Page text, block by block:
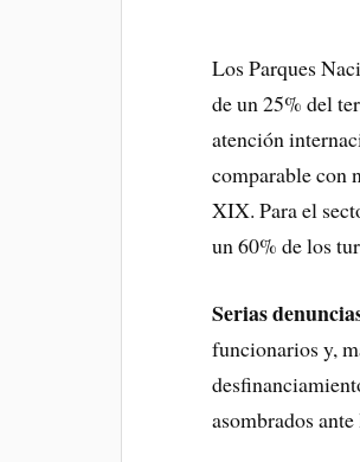
Los Parques
de un 25% del
atención
comparable con
XIX. Para el
un 60% de los
Serias
funcionarios y,
asombrados